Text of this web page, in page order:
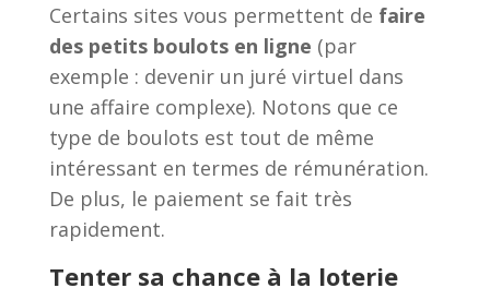
Certains sites vous permettent de faire
des petits boulots en ligne (par
exemple : devenir un juré virtuel dans
une affaire complexe). Notons que ce
type de boulots est tout de même
intéressant en termes de rémunération.
De plus, le paiement se fait très
rapidement.
Tenter sa chance à la loterie